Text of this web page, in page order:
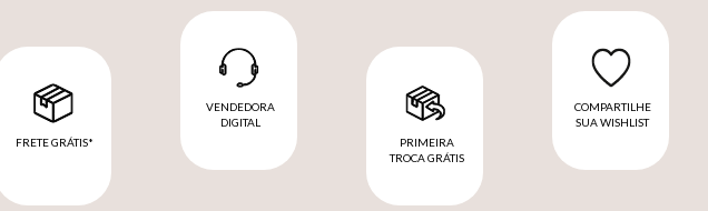
FRETE GRÁTIS*
VENDEDORA
DIGITAL
PRIMEIRA
TROCA GRÁTIS
COMPARTILHE
SUA WISHLIST